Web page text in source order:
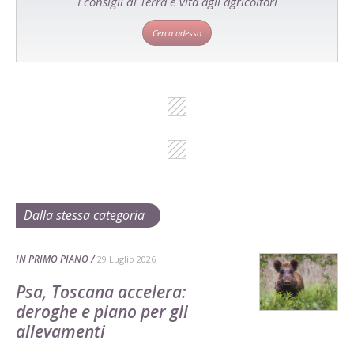
Cerca adesso
Dalla stessa categoria
IN PRIMO PIANO 29 Luglio 2026
Psa, Toscana accelera:
deroghe e piano per gli
allevamenti